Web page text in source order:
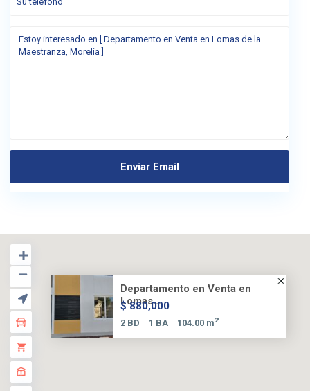
Departamento en Venta en
Lomas...
$ 880,000
2 BD 1 BA 104.00 m2